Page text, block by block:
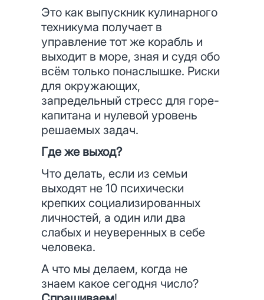
Это как выпускник кулинарного
техникума получает в
управление тот же корабль и
выходит в море, зная и судя обо
всём только понаслышке. Риски
для окружающих,
запредельный стресс для горе-
капитана и нулевой уровень
решаемых задач.
Где же выход?
Что делать, если из семьи
выходят не 10 психически
крепких социализированных
личностей, а один или два
слабых и неуверенных в себе
человека.
А что мы делаем, когда не
знаем какое сегодня число?